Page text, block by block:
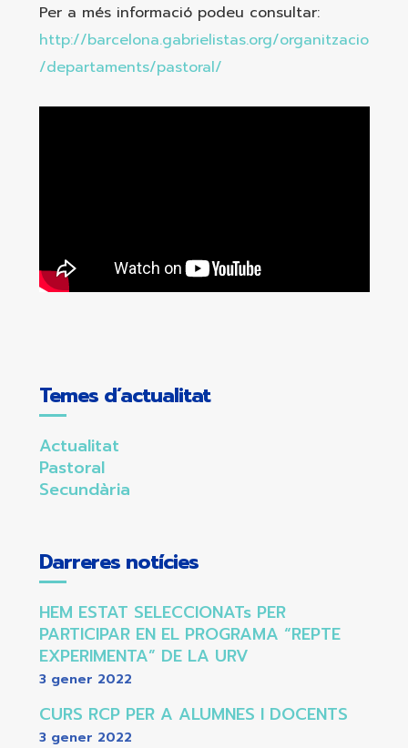
Per a més informació podeu consultar:
http://barcelona.gabrielistas.org/organitzacio
/departaments/pastoral/
Temes d’actualitat
Actualitat
Pastoral
Secundària
Darreres notícies
HEM ESTAT SELECCIONATs PER
PARTICIPAR EN EL PROGRAMA “REPTE
EXPERIMENTA” DE LA URV
3 gener 2022
CURS RCP PER A ALUMNES I DOCENTS
3 gener 2022